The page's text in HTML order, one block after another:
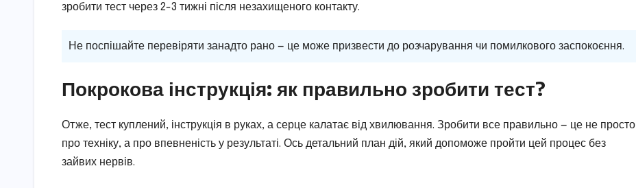
зробити тест через 2-3 тижні після незахищеного контакту.
Не поспішайте перевіряти занадто рано — це може призвести до розчарування чи помилкового заспокоєння.
Покрокова інструкція: як правильно зробити тест?
Отже, тест куплений, інструкція в руках, а серце калатає від хвилювання. Зробити все правильно — це не просто
про техніку, а про впевненість у результаті. Ось детальний план дій, який допоможе пройти цей процес без
зайвих нервів.